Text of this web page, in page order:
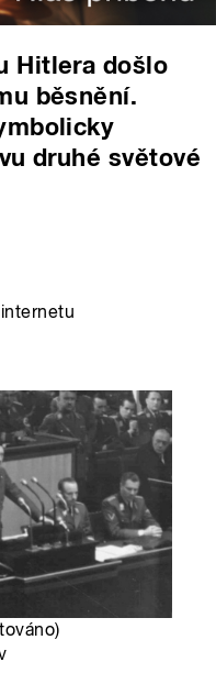
Hitlera došlo
běsnění.
druhé světové